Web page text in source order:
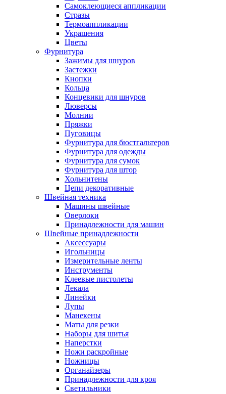
Самоклеющиеся аппликации
Стразы
Термоаппликации
Украшения
Цветы
Фурнитура
Зажимы для шнуров
Застежки
Кнопки
Кольца
Концевики для шнуров
Люверсы
Молнии
Пряжки
Пуговицы
Фурнитура для бюстгальтеров
Фурнитура для одежды
Фурнитура для сумок
Фурнитура для штор
Хольнитены
Цепи декоративные
Швейная техника
Машины швейные
Оверлоки
Принадлежности для машин
Швейные принадлежности
Аксессуары
Игольницы
Измерительные ленты
Инструменты
Клеевые пистолеты
Лекала
Линейки
Лупы
Манекены
Маты для резки
Наборы для шитья
Наперстки
Ножи раскройные
Ножницы
Органайзеры
Принадлежности для кроя
Светильники